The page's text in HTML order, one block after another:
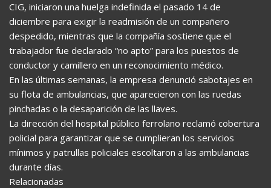
CIG, iniciaron una huelga indefinida el pasado 14 de
diciembre para exigir la readmisión de un compañero
despedido, mientras que la compañía sostiene que el
trabajador fue declarado “no apto” para los puestos de
conductor y camillero en un reconocimiento médico.
En las últimas semanas, la empresa denunció sabotajes en
su flota de ambulancias, que aparecieron con las ruedas
pinchadas o la desaparición de las llaves.
La dirección del hospital público ferrolano reclamó cobertura
policial para garantizar que se cumplieran los servicios
mínimos y patrullas policiales escoltaron a las ambulancias
durante días.
Relacionadas